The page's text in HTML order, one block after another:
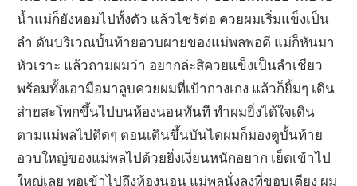
น้ำแม่ก็ยังหอมไปทั้งตัว แล้วไซร้ต่อ ควยผมเริ่มแข็งเป็น
ลำ ดันบริเวณบั้นท้ายอวบผายของแม่พลพอดี แม่ก็หันมา
หัวเราะ แล้วถามผมว่า อยากล่ะสิควยแข็งเป็นลำเชียว
พร้อมทั้งเอามือมาลูบควยผมที่เป้ากางเกง แล้วก็ยิ้มๆ เดิน
ส่ายสะโพกขึ้นไปบนห้องนอนทันที ทำผมยิ่งได้ใจเดิน
ตามแม่พลไปติดๆ ตอนเดินขึ้นบันไดผมก็มองดูบั้นท้าย
อวบใหญ่ของแม่พลไปด้วยยิ่งเงี่ยนหนักอยาก เย็ดเข้าไป
ใหญ่เลย พอเข้าไปถึงห้องนอน แม่พลนั่งลงที่ขอบเตียง ผม